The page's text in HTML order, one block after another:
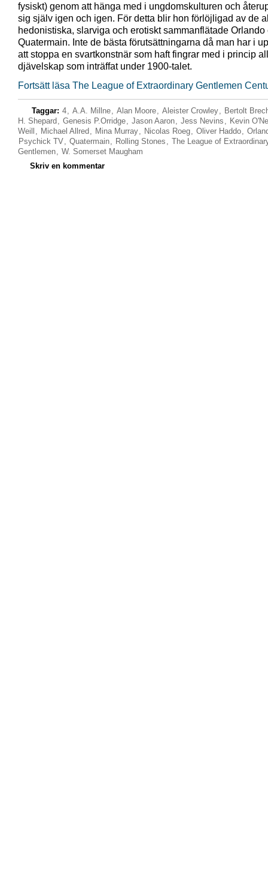
fysiskt) genom att hänga med i ungdomskulturen och
sig själv igen och igen. För detta blir hon förlöjligad av de
hedonistiska, slarviga och erotiskt sammanflätade Orlando
Quatermain. Inte de bästa förutsättningarna då man har i
att stoppa en svartkonstnär som haft fingrar med i princip
djävelskap som inträffat under 1900-talet.
Fortsätt läsa The League of Extraordinary Gentlemen
Taggar: 4, A.A. Millne, Alan Moore, Aleister Crowley, Bertolt
H. Shepard , Genesis P.Orridge, Jason Aaron, Jess Nevins , Kevin
Weill , Michael Allred , Mina Murray, Nicolas Roeg, Oliver Haddo,
Psychick TV, Quatermain, Rolling Stones , The League of
Gentlemen, W. Somerset Maugham
Skriv en kommentar